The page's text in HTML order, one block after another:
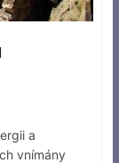
a
vnímány